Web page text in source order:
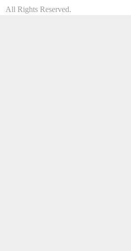
Rights Reserved.